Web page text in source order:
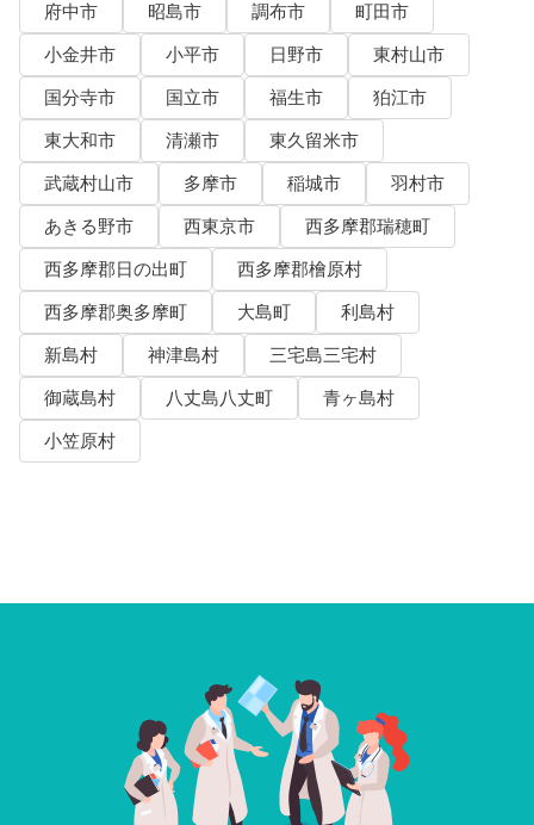
府中市
昭島市 調布市
町田市
小金井市
小平市 日野市
東村山市
国分寺市
国立市 福生市
狛江市
東大和市
清瀬市
東久留米市
武蔵村山市
多摩市 稲城市
羽村市
あきる野市
西東京市
西多摩郡瑞穂町
西多摩郡日の出町
西多摩郡檜原村
西多摩郡奥多摩町
大島町
利島村
新島村
神津島村
三宅島三宅村
御蔵島村
八丈島八丈町
青ヶ島村
小笠原村